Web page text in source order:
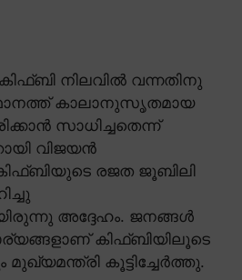
കിഫ്ബി നിലവിൽ വന്നതിനു
കാലാനുസൃതമായ
സാധിച്ചതെന്ന്
വിജയൻ
രജത ജൂബിലി
അദ്ദേഹം. ജനങ്ങൾ
കിഫ്ബിയിലൂടെ
മുഖ്യമന്ത്രി കൂട്ടിച്ചേർത്തു.